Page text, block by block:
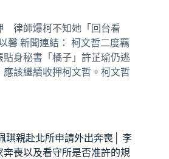
律師爆柯不知她「回台看
馨 新聞連結： 柯文哲二度羈
身秘書「橘子」許芷瑜仍逃
該繼續收押柯文哲。柯文哲
琪親赴北所申請外出奔喪│ 李
喪以及看守所是否准許的規